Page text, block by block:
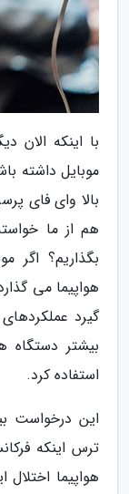
با اینکه الان
موبایل داشته
بالا وای فای
هم از ما
بگذاریم؟ اگر
هواپیما می
گیرد
بیشتر دستگاه
استفاده کرد.
ترس اینکه
هواپیما